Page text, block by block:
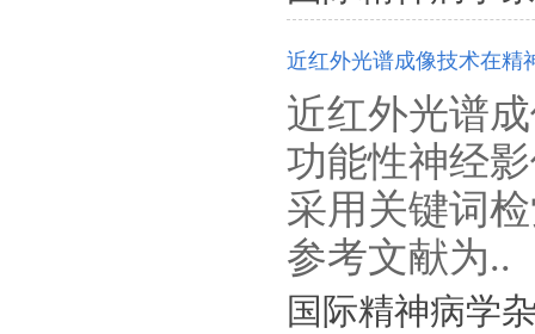
近红外光谱成像技术在精
近红外光谱成
功能性神经
采用关键词
参考文献为..
国际精神病学